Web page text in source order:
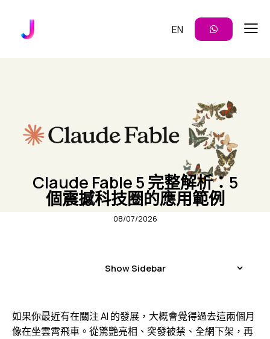
EN
Claude Fable 5 完整解析：5
個震撼科技圈的應用範例
08/07/2026
如果你最近有在關注 AI 的發展，大概會覺得過去這兩個月
像在坐雲霄飛車。從驚艷亮相、突發被禁、全網下架，再
Show Sidebar